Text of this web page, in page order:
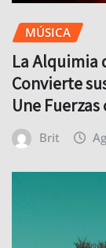
MÚSICA
La Alquimia
Convierte
Une
Brit